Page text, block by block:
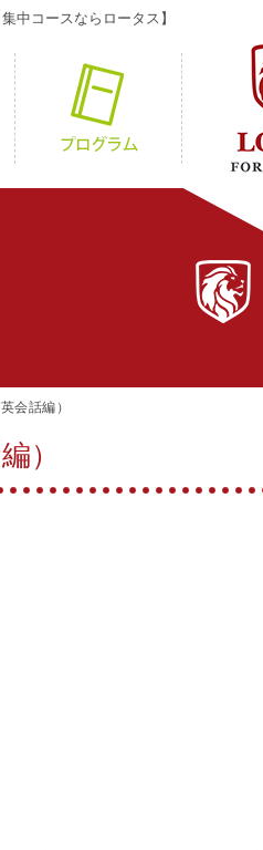
中コースならロータス】
Whyロータス？ プログラム
会話編）
）